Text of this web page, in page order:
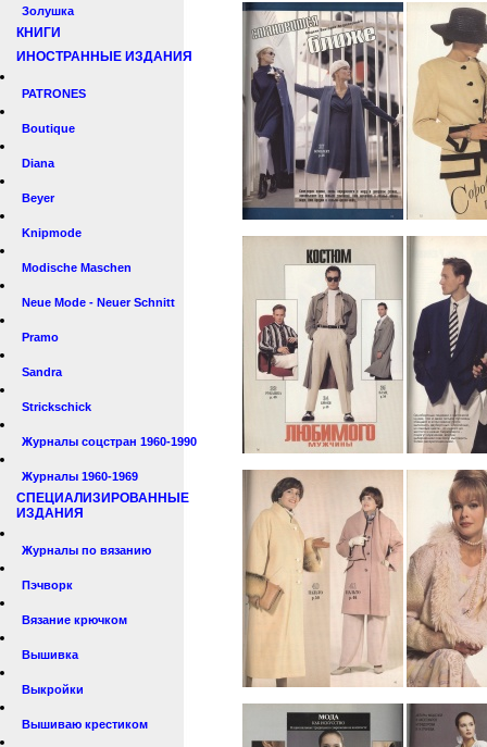
Золушка
КНИГИ
ИНОСТРАННЫЕ ИЗДАНИЯ
PATRONES
Boutique
Diana
Beyer
Knipmode
Modische Maschen
Neue Mode - Neuer Schnitt
Pramo
Sandra
Strickschick
Журналы соцстран 1960-1990
Журналы 1960-1969
СПЕЦИАЛИЗИРОВАННЫЕ
ИЗДАНИЯ
Журналы по вязанию
Пэчворк
Вязание крючком
Вышивка
Выкройки
Вышиваю крестиком